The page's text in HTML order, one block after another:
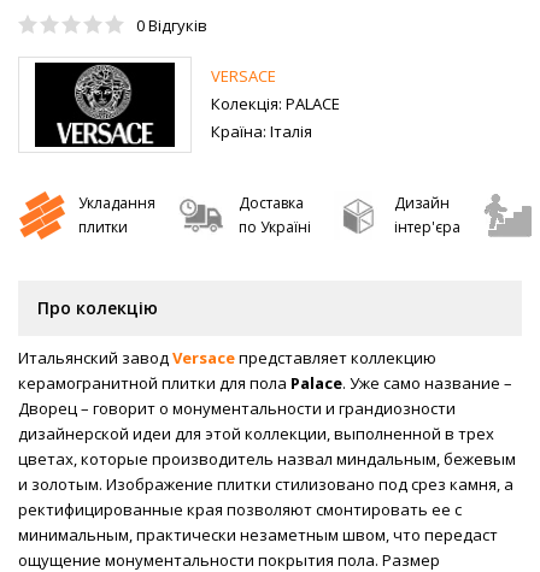
0Відгуків
VERSACE
Колекція: PALACE
Країна: Італія
Укладання
плитки
Доставка
по Україні
Дизайн
інтер'єра
Про колекцію
Итальянский заводVersaceпредставляет коллекцию
керамогранитной плитки для пола Palace. Уже само название –
Дворец – говорит о монументальности и грандиозности
дизайнерской идеи для этой коллекции, выполненной в трех
цветах, которые производитель назвал миндальным, бежевым
и золотым. Изображение плитки стилизовано под срез камня, а
ректифицированные края позволяют смонтировать ее с
минимальным, практически незаметным швом, что передаст
ощущение монументальности покрытия пола. Размер